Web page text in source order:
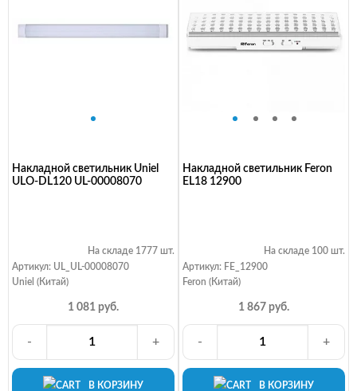
Накладной светильник Uniel
ULO-DL120 UL-00008070
На складе 1777 шт.
Артикул: UL_UL-00008070
Uniel (Китай)
1 081 руб.
В КОРЗИНУ
- +
Накладной светильник Feron
EL18 12900
На складе 100 шт.
Артикул: FE_12900
Feron (Китай)
1 867 руб.
В КОРЗИНУ
- +